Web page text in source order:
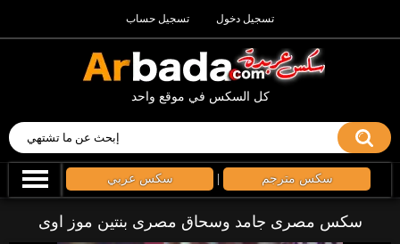
تسجيل حساب تسجيل دخول
كل السكس في موقع واحد
سكس عربي سكس مترجم
سكس مصرى جامد وسحاق مصرى بنتين موز اوى